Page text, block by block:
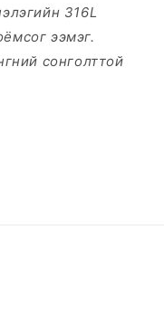
316L
ээмэг.
сонголттой